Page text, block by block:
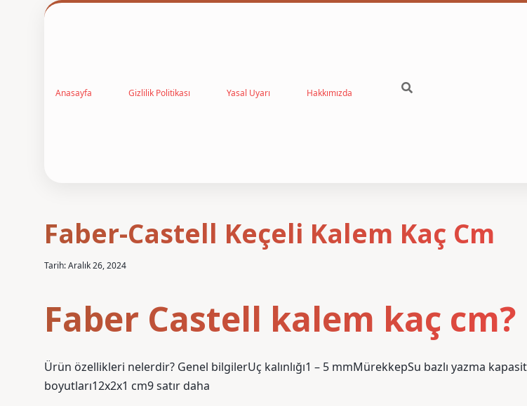
Anasayfa Gizlilik Politikası Yasal Uyarı Hakkımızda
Faber-Castell Keçeli Kalem Kaç Cm
Tarih: Aralık 26, 2024
Faber Castell kalem kaç cm?
Ürün özellikleri nelerdir? Genel bilgilerUç kalınlığı1 – 5 mmMürekkepSu bazlı yazma
boyutları12x2x1 cm9 satır daha